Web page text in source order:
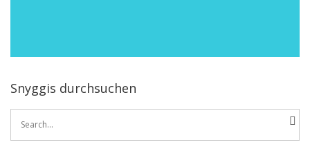
Snyggis durchsuchen
Search